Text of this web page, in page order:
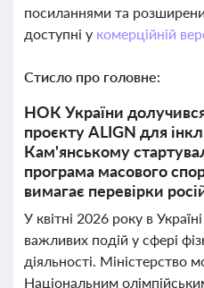
посиланнями та
доступні у комерційній
Стисло про головне:
НОК України
проєкту ALIGN для
Кам'янському
програма масового
вимагає перевірки
У квітні 2026 року в
важливих подій у сфері
діяльності. Міністерство
Національним